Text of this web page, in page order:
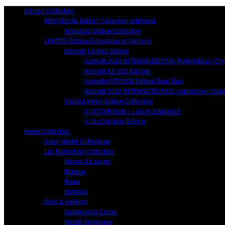
Kitchen Collection
INDIVIDUAL Edition Collection of kitchen
Individual Edition Collection
LIMITED Edition Collections of kitchens
Azimuth Limited Edition
Azimuth 2018 INTENSE EDITION Perfect Blue /
Azimuth LE.V12 Kitchen
Azimuth INTENSE Edition Dark Blue
Azimuth 2018 INTENSE EDITION cappuccino /
Vision Limited Edition Collection
V.I.S.I.O.N Gold – Luxury Edition LE
V.I.S.I.O.N blue Edition
Home Collection
Aston Martin Collections
Lux Furnishing Collection
Крісла & Launge
Дивани
Ліжка
Колекції
Офіс & Кабінет
Конференц Столи
Крісла Керівника